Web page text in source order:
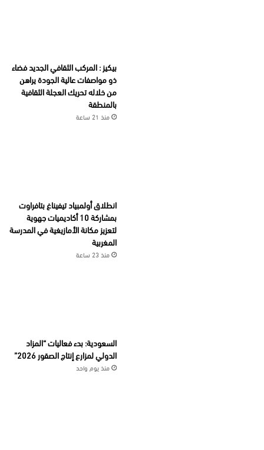
بيكيز : المركب الثقافي الجديد فضاء
ذو مواصفات عالية الجودة يراهن
من خلاله تحريك العجلة الثقافية
بالمنطقة
منذ 21 ساعة
انطلاق أولمبياد تيفيناغ بتافراوت
بمشاركة 10 أكاديميات جهوية
لتعزيز مكانة الأمازيغية في المدرسة
المغربية
منذ 23 ساعة
السعودية: بدء فعاليات “المزاد
الدولي لمزارع إنتاج الصقور 2026”
منذ يوم واحد